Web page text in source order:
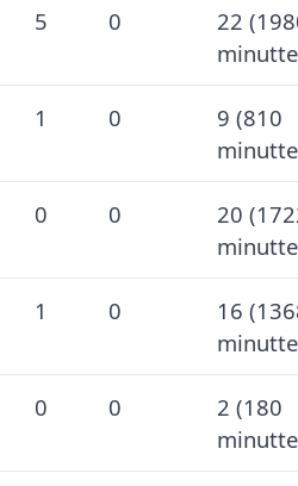
5 0
22
1 0
9 (810
0 0
20
1 0
16
0 0
2 (180